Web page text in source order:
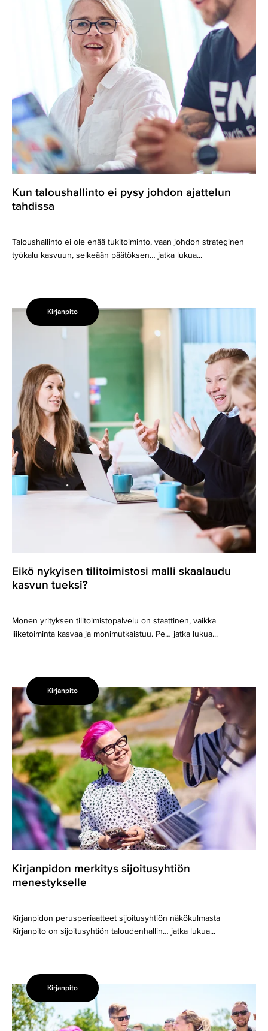
Kun taloushallinto ei pysy johdon ajattelun
tahdissa
Taloushallinto ei ole enää tukitoiminto, vaan johdon strateginen
työkalu kasvuun, selkeään päätöksen… jatka lukua...
Eikö
nykyisen
skaalaudu
kasvun
tueksi?
Kirjanpito
Eikö nykyisen tilitoimistosi malli skaalaudu
kasvun tueksi?
Monen yrityksen tilitoimistopalvelu on staattinen, vaikka
liiketoiminta kasvaa ja monimutkaistuu. Pe… jatka lukua...
Kirjanpidon
merkitys
sijoitusyhtiön
menestykselle
Kirjanpito
Kirjanpidon merkitys sijoitusyhtiön
menestykselle
Kirjanpidon perusperiaatteet sijoitusyhtiön näkökulmasta
Kirjanpito on sijoitusyhtiön taloudenhallin… jatka lukua...
Sijoitusyhtiön
kirjanpidon
haasteet
Kirjanpito